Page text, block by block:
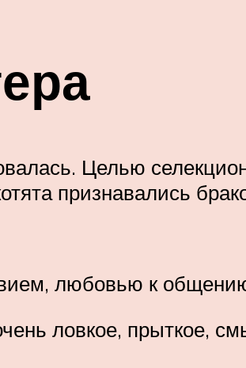
Целью
признавались
любовью к
ловкое, прыткое,